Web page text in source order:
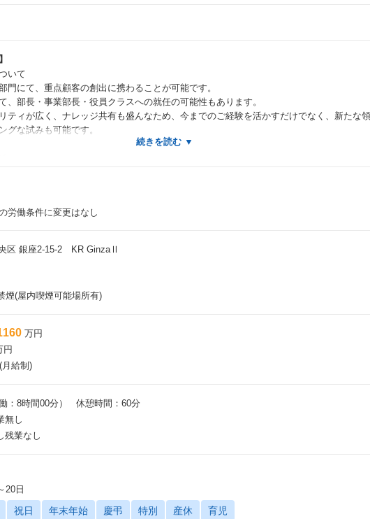
いて
門にて、重点顧客の創出に携わることが可能です。
、部長・事業部長・役員クラスへの就任の可能性もあります。
ティが広く、ナレッジ共有も盛んなため、今までのご経験を活かすだけでなく、新たな
グな試みも可能です。
ります。
幅広く在籍しており、プロジェクトはもちろん部活動などを通じて部の垣根を越えた交流
労働条件に変更はなし
区 銀座2-15-2 KR GinzaⅡ
煙(屋内喫煙可能場所有)
万円
円
月給制)
：8時間00分） 休憩時間：60分
無し
残業なし
20日
祝日 年末年始 慶弔 特別 産休 育児